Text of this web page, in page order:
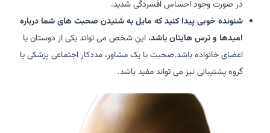
در صورت وجود احساس افسردگی شدید.
شنونده خوبی پیدا کنید که مایل به شنیدن صحبت های شما درباره
امیدها و ترس هایتان باشد. این شخص می تواند یکی از دوستان یا
اعضای خانواده باشد.صحبت با یک مشاور، مددکار اجتماعی پزشکی یا
گروه پشتیبانی نیز می تواند مفید باشد.